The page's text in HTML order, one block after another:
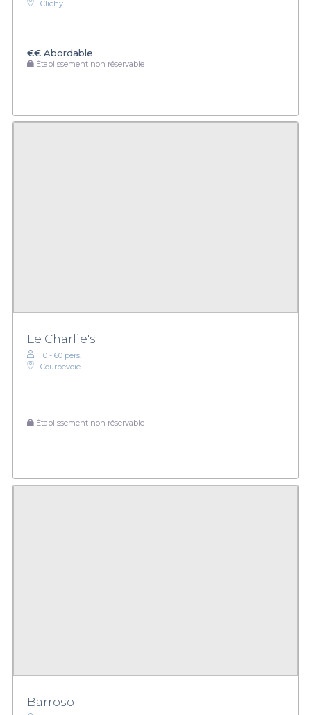
Clichy
€€ Abordable
Établissement non réservable
Le Charlie's
10 - 60 pers.
Courbevoie
Établissement non réservable
Barroso